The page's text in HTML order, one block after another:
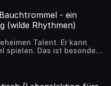
- ein
(wilde Rhythmen)
Talent. Er kann
spielen. Das ist besonders
ja oft zusammen
hat. #music #travel